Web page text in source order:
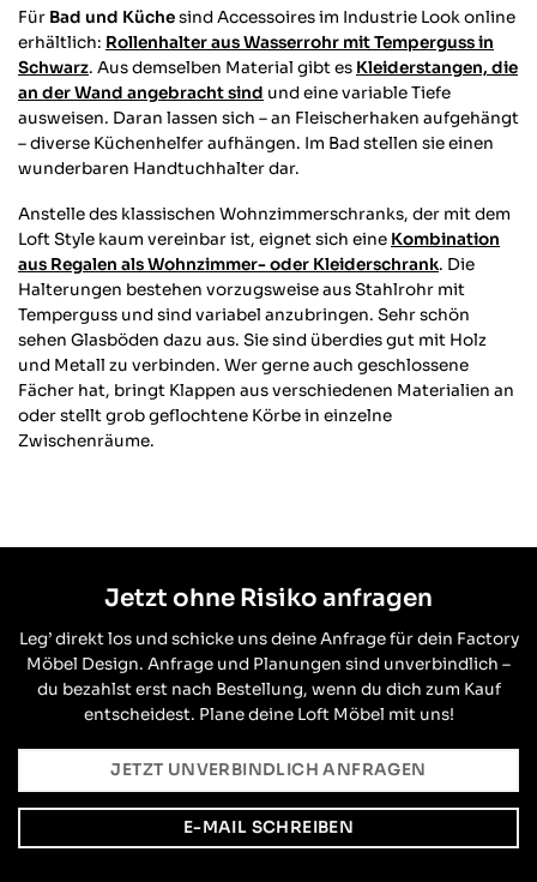
Für Bad und Küchesind Accessoires im Industrie Look online
erhältlich: Rollenhalter aus Wasserrohr mit Temperguss in
Schwarz. Aus demselben Material gibt es Kleiderstangen, die
an der Wand angebracht sind und eine variable Tiefe
ausweisen. Daran lassen sich – an Fleischerhaken aufgehängt
– diverse Küchenhelfer aufhängen. Im Bad stellen sie einen
wunderbaren Handtuchhalter dar.
Anstelle des klassischen Wohnzimmerschranks, der mit dem
Loft Style kaum vereinbar ist, eignet sich eine Kombination
aus Regalen als Wohnzimmer- oder Kleiderschrank. Die
Halterungen bestehen vorzugsweise aus Stahlrohr mit
Temperguss und sind variabel anzubringen. Sehr schön
sehen Glasböden dazu aus. Sie sind überdies gut mit Holz
und Metall zu verbinden. Wer gerne auch geschlossene
Fächer hat, bringt Klappen aus verschiedenen Materialien an
oder stellt grob geflochtene Körbe in einzelne
Zwischenräume.
Jetzt ohne Risiko anfragen
Leg’ direkt los und schicke uns deine Anfrage für dein Factory
Möbel Design. Anfrage und Planungen sind unverbindlich –
du bezahlst erst nach Bestellung, wenn du dich zum Kauf
entscheidest. Plane deine Loft Möbel mit uns!
JETZT UNVERBINDLICH ANFRAGEN
E-MAIL SCHREIBEN
Daniela K
Verifizierter Kunde
sieht super schön aus und ist absolut
stabil-bin mega begeistert
Hilfreich? Ja Teilen
Twitter
Facebook
Gerald J
Verifizierter Kunde
Sehr schnelle Lieferung. Ware war Top und
genau passend.
Hilfreich ? Ja Teilen
Twitter
Facebook
Öhringen, DE, 13.11.2025
Sebastian R
Verifizierter Kunde
Qualität hat ihren Preis. Und hier stimmt
die Qualität zu 100%. Kann ich nur
weiterempfehlen und wenn ich was
richtigen Adresse bin. Vielen Dank und
Hilfreich ? Ja Teilen
Twitter
Gadebusch, DE,